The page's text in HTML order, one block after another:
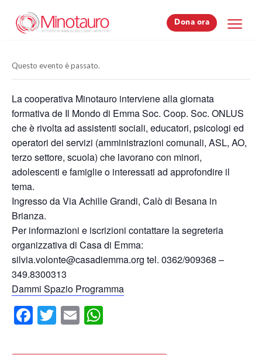
Dona ora
Dona ora
Questo evento è passato.
La cooperativa Minotauro interviene alla giornata
formativa de Il Mondo di Emma Soc. Coop. Soc. ONLUS
che è rivolta ad assistenti sociali, educatori, psicologi ed
operatori dei servizi (amministrazioni comunali, ASL, AO,
terzo settore, scuola) che lavorano con minori,
adolescenti e famiglie o interessati ad approfondire il
tema.
Ingresso da Via Achille Grandi, Calò di Besana in
Brianza.
Per informazioni e iscrizioni contattare la segreteria
organizzativa di Casa di Emma:
silvia.volonte@casadiemma.org tel. 0362/909368 –
349.8300313
Dammi Spazio Programma
Facebook
Twitter
Email